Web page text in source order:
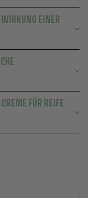
EINER
FÜR REIFE